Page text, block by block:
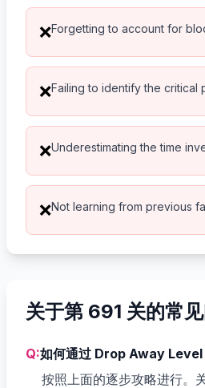
❌Forgetting to account for
❌Failing to identify the critical
❌Underestimating the time
❌Not learning from previous
关于第 691 关的常
Q:如何通过 Drop Away Level
按照上面的逐步攻略进行。